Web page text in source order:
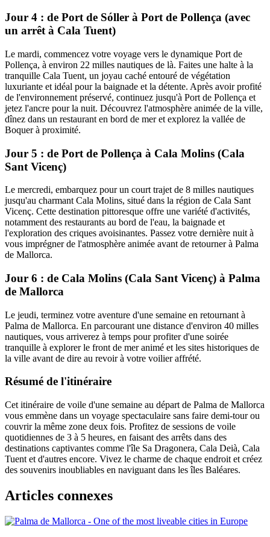
Jour 4 : de Port de Sóller à Port de Pollença (avec
un arrêt à Cala Tuent)
Le mardi, commencez votre voyage vers le dynamique Port de
Pollença, à environ 22 milles nautiques de là. Faites une halte à la
tranquille Cala Tuent, un joyau caché entouré de végétation
luxuriante et idéal pour la baignade et la détente. Après avoir profité
de l'environnement préservé, continuez jusqu'à Port de Pollença et
jetez l'ancre pour la nuit. Découvrez l'atmosphère animée de la ville,
dînez dans un restaurant en bord de mer et explorez la vallée de
Boquer à proximité.
Jour 5 : de Port de Pollença à Cala Molins (Cala
Sant Vicenç)
Le mercredi, embarquez pour un court trajet de 8 milles nautiques
jusqu'au charmant Cala Molins, situé dans la région de Cala Sant
Vicenç. Cette destination pittoresque offre une variété d'activités,
notamment des restaurants au bord de l'eau, la baignade et
l'exploration des criques avoisinantes. Passez votre dernière nuit à
vous imprégner de l'atmosphère animée avant de retourner à Palma
de Mallorca.
Jour 6 : de Cala Molins (Cala Sant Vicenç) à Palma
de Mallorca
Le jeudi, terminez votre aventure d'une semaine en retournant à
Palma de Mallorca. En parcourant une distance d'environ 40 milles
nautiques, vous arriverez à temps pour profiter d'une soirée
tranquille à explorer le front de mer animé et les sites historiques de
la ville avant de dire au revoir à votre voilier affrété.
Résumé de l'itinéraire
Cet itinéraire de voile d'une semaine au départ de Palma de Mallorca
vous emmène dans un voyage spectaculaire sans faire demi-tour ou
couvrir la même zone deux fois. Profitez de sessions de voile
quotidiennes de 3 à 5 heures, en faisant des arrêts dans des
destinations captivantes comme l'île Sa Dragonera, Cala Deià, Cala
Tuent et d'autres encore. Vivez le charme de chaque endroit et créez
des souvenirs inoubliables en naviguant dans les îles Baléares.
Articles connexes